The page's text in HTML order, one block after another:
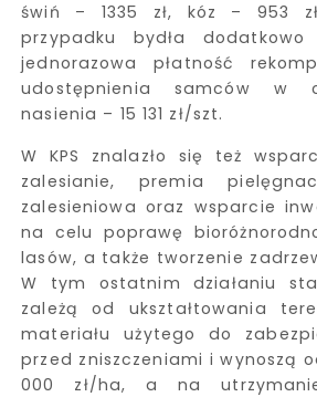
świń – 1335 zł, kóz – 953
przypadku bydła
jednorazowa płatność
udostępnienia samców w
nasienia – 15 131 zł/szt.
W KPS znalazło się też
zalesianie, premia
zalesieniowa oraz wsparcie
na celu poprawę
lasów, a także tworzenie
W tym ostatnim działaniu
zależą od ukształtowania
materiału użytego do
przed zniszczeniami i wynoszą
000 zł/ha, a na